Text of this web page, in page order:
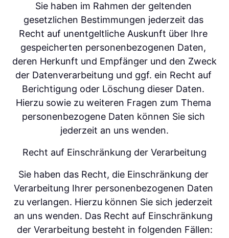
Sie haben im Rahmen der geltenden
gesetzlichen Bestimmungen jederzeit das
Recht auf unentgeltliche Auskunft über Ihre
gespeicherten personenbezogenen Daten,
deren Herkunft und Empfänger und den Zweck
der Datenverarbeitung und ggf. ein Recht auf
Berichtigung oder Löschung dieser Daten.
Hierzu sowie zu weiteren Fragen zum Thema
personenbezogene Daten können Sie sich
jederzeit an uns wenden.
Recht auf Einschränkung der Verarbeitung
Sie haben das Recht, die Einschränkung der
Verarbeitung Ihrer personenbezogenen Daten
zu verlangen. Hierzu können Sie sich jederzeit
an uns wenden. Das Recht auf Einschränkung
der Verarbeitung besteht in folgenden Fällen: